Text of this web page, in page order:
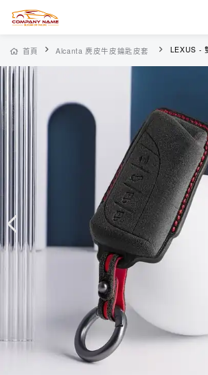
首頁 Alcanta 麂皮牛皮鑰匙皮套 LEXUS -